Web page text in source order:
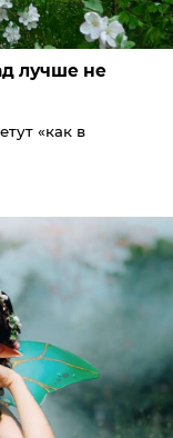
лучше не
«как в